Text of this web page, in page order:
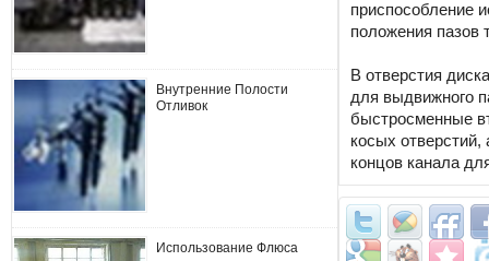
Внутренние Полости
Отливок
Использование Флюса
приспособление
положения пазов
В отверстия
для выдвижного
быстросменные
косых отверстий,
концов канала